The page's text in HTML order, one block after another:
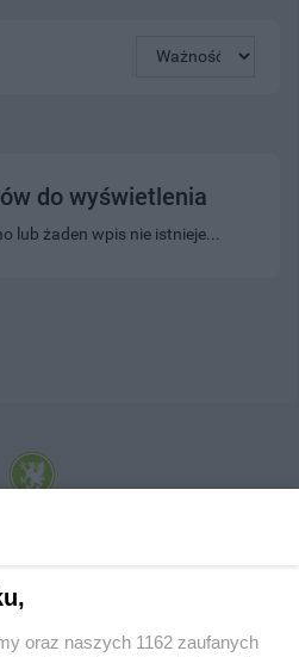
do wyświetlenia
lub żaden wpis nie istnieje...
Internetowy Serwis Informacyjny Miasta
oraz naszych 1162 zaufanych